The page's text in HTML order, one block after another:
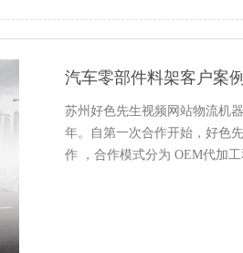
汽车零部件料架客户案
苏州好色先生视频网站物流机
年。自第一次合作开始，
作 ，合作模式分为 OEM代